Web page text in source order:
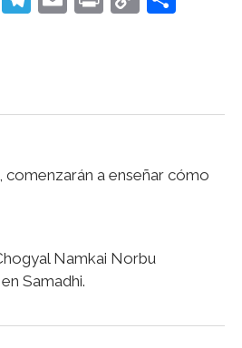
a
Li
k
ar
comenzarán a enseñar cómo
Namkai Norbu
Samadhi.